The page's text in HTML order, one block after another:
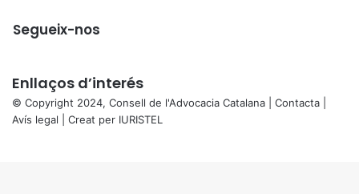
Segueix-nos
Enllaços d’interés
© Copyright 2024, Consell de l'Advocacia Catalana | Contacta
Avís legal | Creat per IURISTEL